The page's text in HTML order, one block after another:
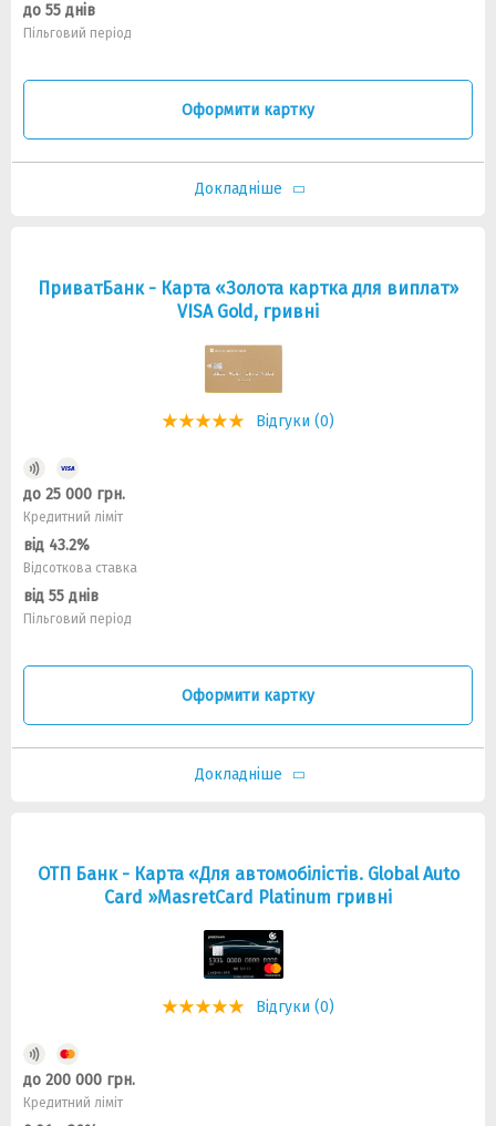
до 55 днів
Пільговий період
Оформити картку
Докладніше
ПриватБанк - Карта «Золота картка для виплат»
VISA Gold, гривні
Відгуки (0)
до 25 000 грн.
Кредитний ліміт
від 43.2%
Відсоткова ставка
від 55 днів
Пільговий період
Оформити картку
Докладніше
ОТП Банк - Карта «Для автомобілістів. Global Auto
Card »MasretCard Platinum гривні
Відгуки (0)
до 200 000 грн.
Кредитний ліміт